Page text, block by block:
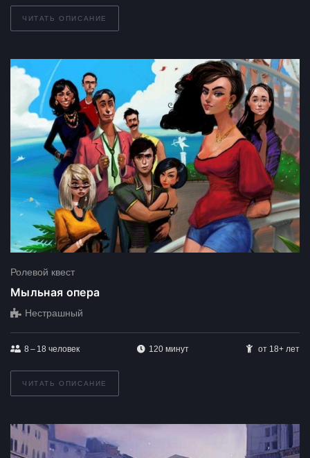
ЧИТАТЬ ОПИСАНИЕ
Ролевой квест
Мыльная опера
Нестрашный
8 – 18 человек 120 минут от 18+ лет
ЧИТАТЬ ОПИСАНИЕ